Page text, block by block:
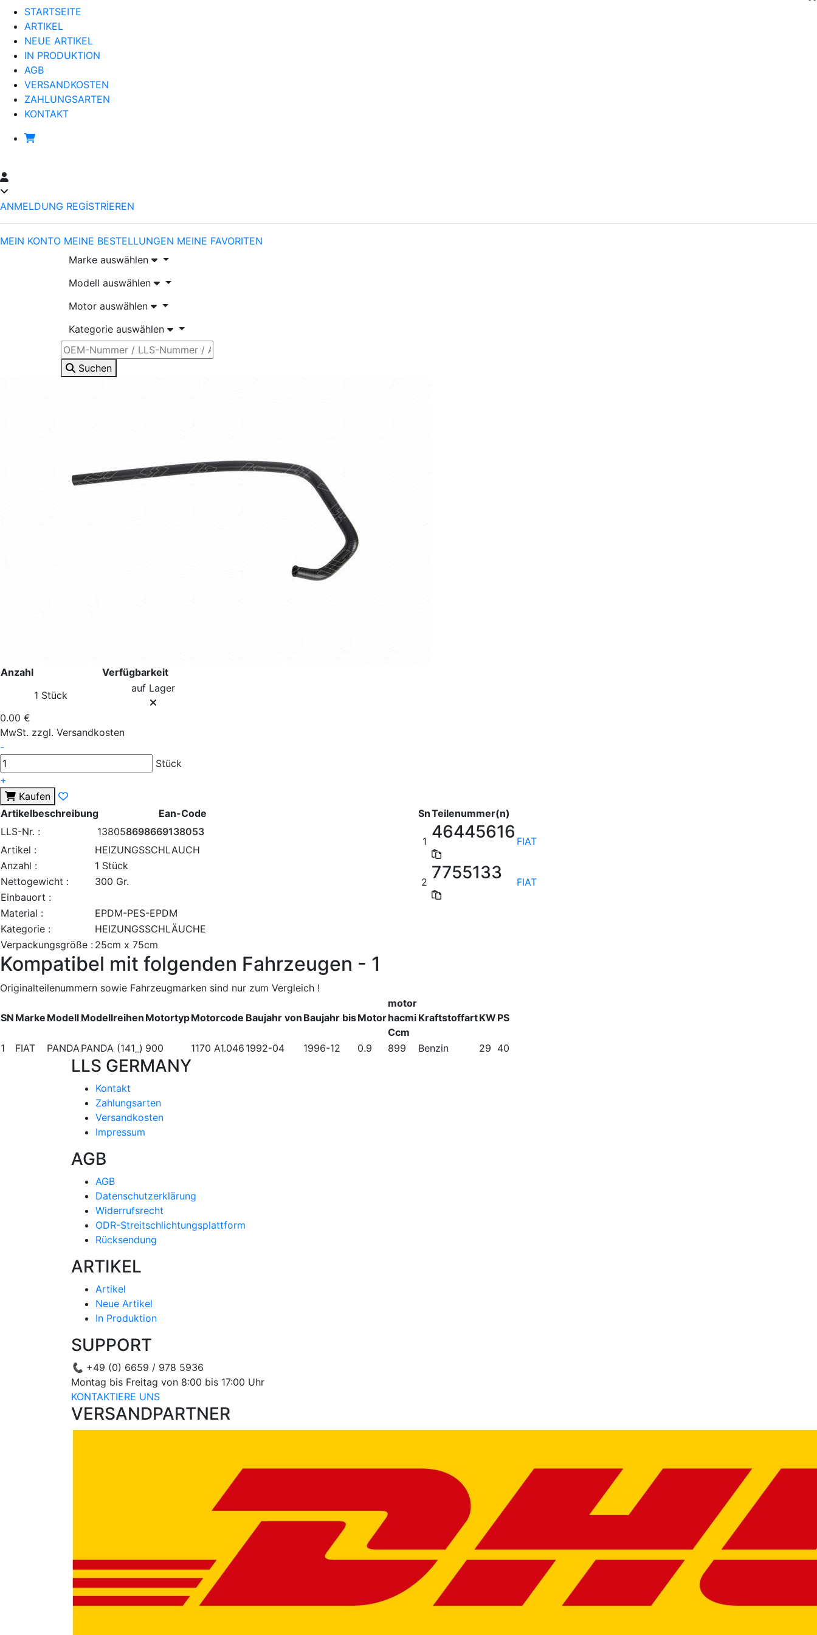
STARTSEITE
ARTIKEL
NEUE ARTIKEL
IN PRODUKTION
AGB
VERSANDKOSTEN
ZAHLUNGSARTEN
KONTAKT
ANMELDUNG REGİSTRİEREN
MEIN KONTO MEINE BESTELLUNGEN MEINE FAVORITEN
Marke auswählen
Modell auswählen
Motor auswählen
Kategorie auswählen
Suchen
Anzahl
Verfügbarkeit
1 Stück
auf Lager
0.00 €
MwSt. zzgl. Versandkosten
-
Stück
+
Kaufen
Artikelbeschreibung
Ean-Code
LLS-Nr. :
138058698669138053
Artikel :
HEIZUNGSSCHLAUCH
Anzahl :
1 Stück
Nettogewicht :
300 Gr.
Einbauort :
Material :
EPDM-PES-EPDM
Kategorie :
HEIZUNGSSCHLÄUCHE
Verpackungsgröße : 25cm x 75cm
SnTeilenummer(n)
1 46445616 FIAT
2 7755133 FIAT
Kompatibel mit folgenden Fahrzeugen - 1
Originalteilenummern sowie Fahrzeugmarken sind nur zum Vergleich !
SN Marke Modell Modellreihen MotortypMotorcode Baujahr von Baujahr bisMotor
motor
hacmi
Ccm
KraftstoffartKW PS
1 FIAT PANDAPANDA (141_) 900 1170 A1.046 1992-04 1996-12 0.9 899 Benzin 29 40
LLS GERMANY
Kontakt
Zahlungsarten
Versandkosten
Impressum
AGB
AGB
Datenschutzerklärung
Widerrufsrecht
ODR-Streitschlichtungsplattform
Rücksendung
ARTIKEL
Artikel
Neue Artikel
In Produktion
SUPPORT
📞 +49 (0) 6659 / 978 5936
Montag bis Freitag von 8:00 bis 17:00 Uhr
KONTAKTIERE UNS
VERSANDPARTNER